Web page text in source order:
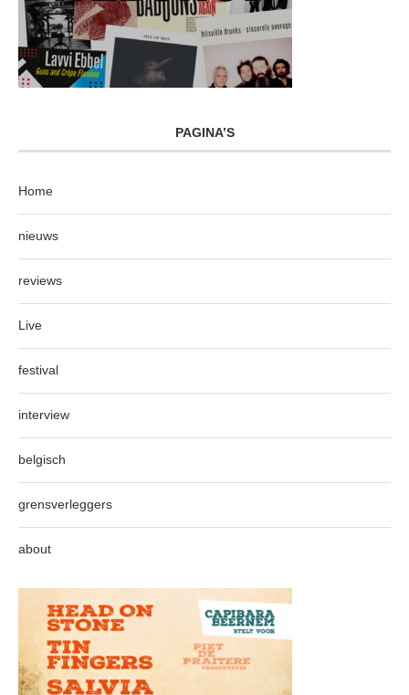
PAGINA’S
Home
nieuws
reviews
Live
festival
interview
belgisch
grensverleggers
about